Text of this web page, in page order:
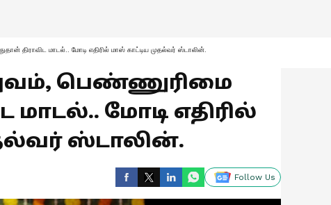
திராவிட மாடல்.. மோடி எதிரில் மாஸ் காட்டிய முதல்வர் ஸ்டாலின்.
பெண்ணுரிமை
மாடல்.. மோடி எதிரில்
ஸ்டாலின்.
Follow Us